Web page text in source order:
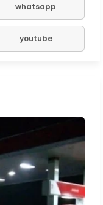
whatsapp
youtube